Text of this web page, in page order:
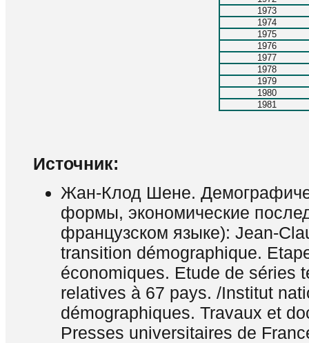
1973
1974
1975
1976
1977
1978
1979
1980
1981
Источник:
Жан-Клод Шене.
формы, экономические
французском языке): Jean-
transition démographique.
économiques. Etude de séries
relatives à 67 pays. /Institut
démographiques. Travaux et
Presses universitaires de